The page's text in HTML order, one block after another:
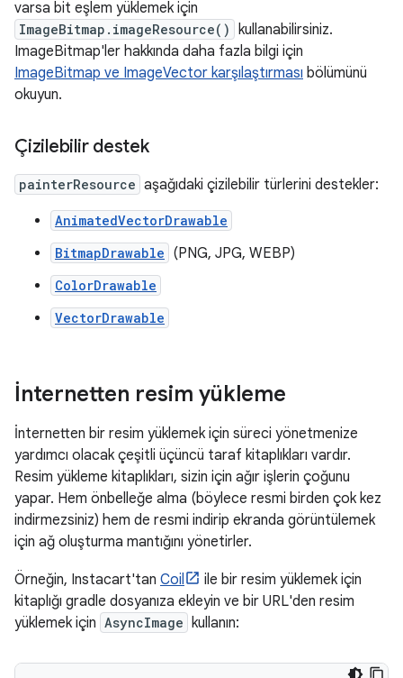
varsa bit eşlem yüklemek için
ImageBitmap.imageResource() kullanabilirsiniz.
ImageBitmap'ler hakkında daha fazla bilgi için
ImageBitmap ve ImageVector karşılaştırması bölümünü
okuyun.
Çizilebilir destek
painterResource aşağıdaki çizilebilir türlerini destekler:
AnimatedVectorDrawable
BitmapDrawable (PNG, JPG, WEBP)
ColorDrawable
VectorDrawable
İnternetten resim yükleme
İnternetten bir resim yüklemek için süreci yönetmenize
yardımcı olacak çeşitli üçüncü taraf kitaplıkları vardır.
Resim yükleme kitaplıkları, sizin için ağır işlerin çoğunu
yapar. Hem önbelleğe alma (böylece resmi birden çok kez
indirmezsiniz) hem de resmi indirip ekranda görüntülemek
için ağ oluşturma mantığını yönetirler.
Örneğin, Instacart'tan Coil
ile bir resim yüklemek için
kitaplığı gradle dosyanıza ekleyin ve bir URL'den resim
yüklemek için AsyncImage kullanın: